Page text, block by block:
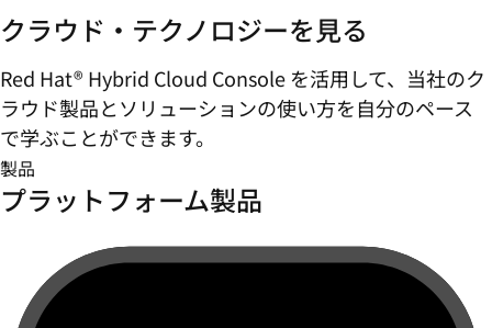
クラウド・テクノロジーを見る
Red Hat® Hybrid Cloud Console を活用して、当社のク
ラウド製品とソリューションの使い方を自分のペース
で学ぶことができます。
製品
プラットフォーム製品